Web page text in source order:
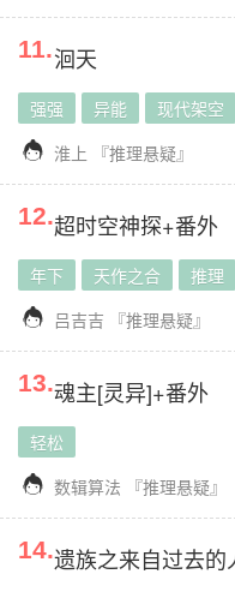
11.洄天
强强 异能 现代架空
 淮上 『推理悬疑』
12.超时空神探+番外
年下 天作之合 推理
 吕吉吉 『推理悬疑』
13.魂主[灵异]+番外
轻松
 数辑算法 『推理悬疑』
14.遗族之来自过去的